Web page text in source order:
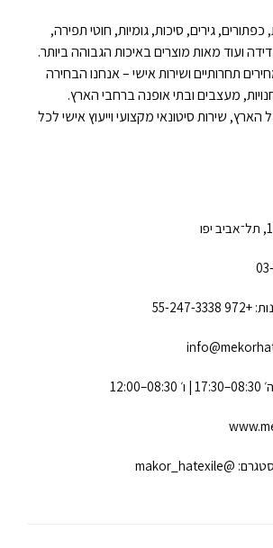
גירים, סיכות, גומיות, חוטי תפירה,
ועוד מאות מוצרים באיכות הגבוהה ביותר.
תחרותיים ושירות אישי – אנחנו הבחירה
מעצבים ובתי אופנה ברחבי הארץ.
שירות סיטונאי מקצועי וייעוץ אישי לכל
+972 55-247-3338
@makor_hatexile